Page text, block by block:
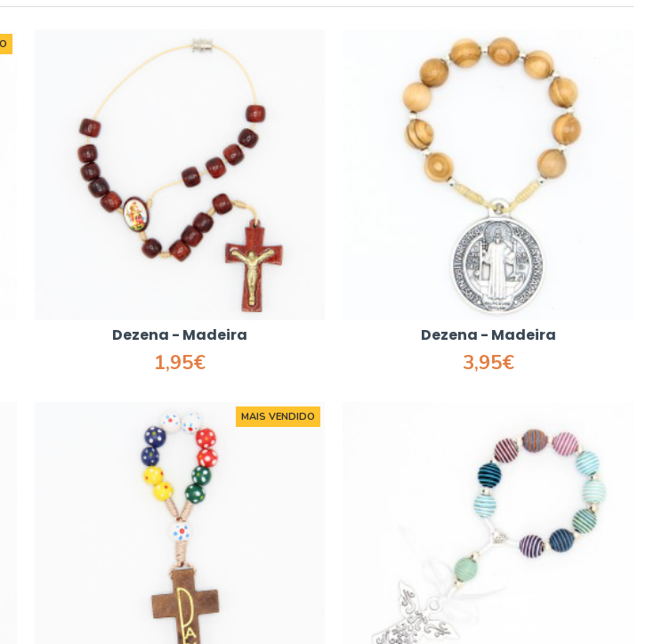
Dezena - Madeira
1,95€
Dezena - Madeira
3,95€
MAIS VENDIDO